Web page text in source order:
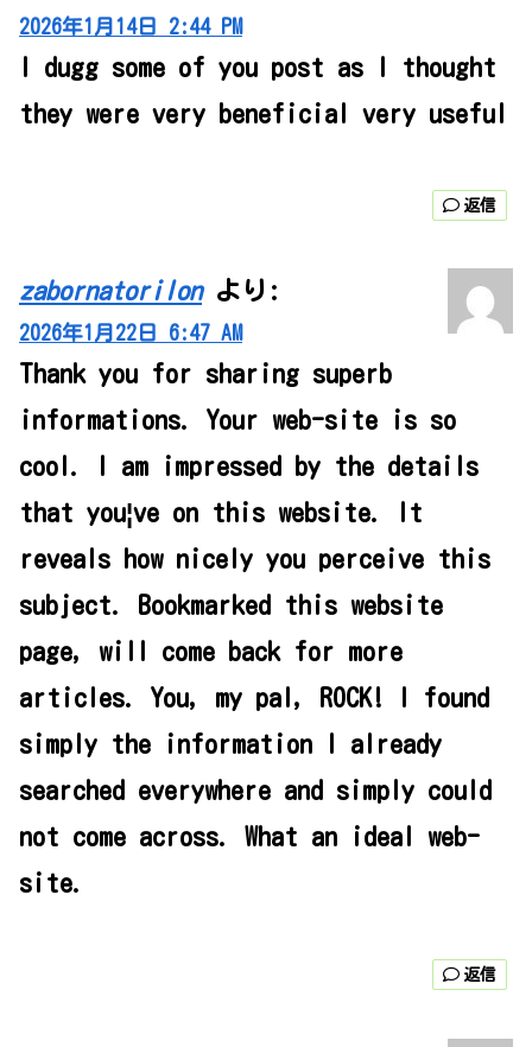
2026年1月14日 2:44 PM
I dugg some of you post as I thought
they were very beneficial very useful
返信
zabornatorilon より:
2026年1月22日 6:47 AM
Thank you for sharing superb
informations. Your web-site is so
cool. I am impressed by the details
that you¦ve on this website. It
reveals how nicely you perceive this
subject. Bookmarked this website
page, will come back for more
articles. You, my pal, ROCK! I found
simply the information I already
searched everywhere and simply could
not come across. What an ideal web-
site.
返信